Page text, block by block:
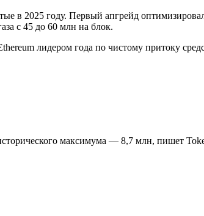
в 2025 году. Первый апгрейд
с 45 до 60 млн на блок.
лидером года по чистому притоку
максимума — 8,7 млн, пишет